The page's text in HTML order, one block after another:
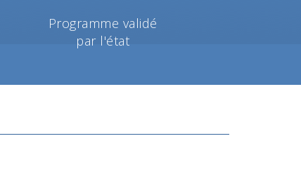
Programme validé
par l'état